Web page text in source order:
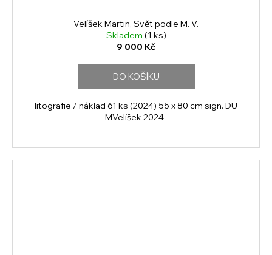
Velíšek Martin, Svět podle M. V.
Skladem (1 ks)
9 000 Kč
DO KOŠÍKU
litografie / náklad 61 ks (2024) 55 x 80 cm sign. DU
MVelíšek 2024